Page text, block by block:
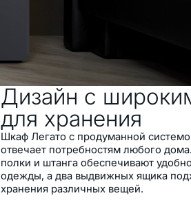
Дизайн с
для хранения
Шкаф Легато с продуманной
отвечает потребностям любого
полки и штанга обеспечивают
одежды, а два выдвижных ящика
хранения различных вещей.